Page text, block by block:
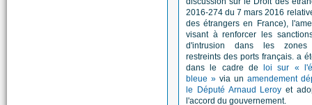
2016-274 du 7 mars 2016
des étrangers en France),
visant à renforcer les
d'intrusion dans les zones
restreints des ports français. a
dans le cadre deloi sur «
bleue » via un amendement
le Député Arnaud Leroy et
l'accord du gouvernement.